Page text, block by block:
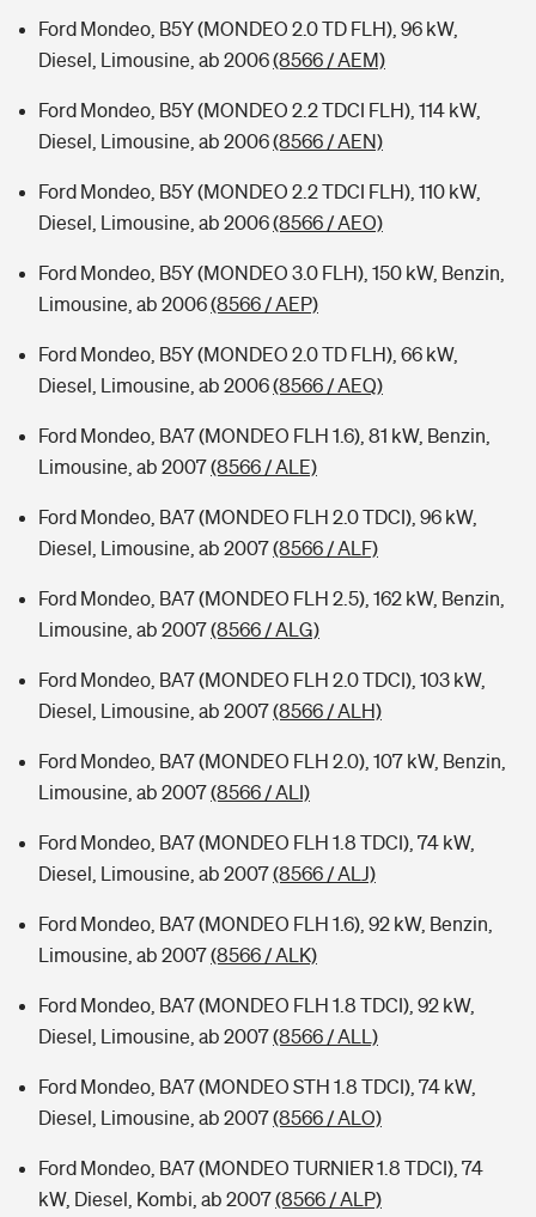
Ford Mondeo, B5Y (MONDEO 2.0 TD FLH), 96 kW,
Diesel, Limousine, ab 2006(8566 / AEM)
Ford Mondeo, B5Y (MONDEO 2.2 TDCI FLH), 114 kW,
Diesel, Limousine, ab 2006(8566 / AEN)
Ford Mondeo, B5Y (MONDEO 2.2 TDCI FLH), 110 kW,
Diesel, Limousine, ab 2006(8566 / AEO)
Ford Mondeo, B5Y (MONDEO 3.0 FLH), 150 kW, Benzin,
Limousine, ab 2006(8566 / AEP)
Ford Mondeo, B5Y (MONDEO 2.0 TD FLH), 66 kW,
Diesel, Limousine, ab 2006(8566 / AEQ)
Ford Mondeo, BA7 (MONDEO FLH 1.6), 81 kW, Benzin,
Limousine, ab 2007(8566 / ALE)
Ford Mondeo, BA7 (MONDEO FLH 2.0 TDCI), 96 kW,
Diesel, Limousine, ab 2007(8566 / ALF)
Ford Mondeo, BA7 (MONDEO FLH 2.5), 162 kW, Benzin,
Limousine, ab 2007(8566 / ALG)
Ford Mondeo, BA7 (MONDEO FLH 2.0 TDCI), 103 kW,
Diesel, Limousine, ab 2007(8566 / ALH)
Ford Mondeo, BA7 (MONDEO FLH 2.0), 107 kW, Benzin,
Limousine, ab 2007(8566 / ALI)
Ford Mondeo, BA7 (MONDEO FLH 1.8 TDCI), 74 kW,
Diesel, Limousine, ab 2007(8566 / ALJ)
Ford Mondeo, BA7 (MONDEO FLH 1.6), 92 kW, Benzin,
Limousine, ab 2007(8566 / ALK)
Ford Mondeo, BA7 (MONDEO FLH 1.8 TDCI), 92 kW,
Diesel, Limousine, ab 2007(8566 / ALL)
Ford Mondeo, BA7 (MONDEO STH 1.8 TDCI), 74 kW,
Diesel, Limousine, ab 2007(8566 / ALO)
Ford Mondeo, BA7 (MONDEO TURNIER 1.8 TDCI), 74
kW, Diesel, Kombi, ab 2007(8566 / ALP)